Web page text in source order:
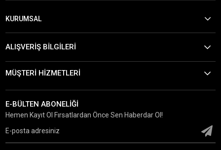
KURUMSAL
ALIŞVERİŞ BİLGİLERİ
MÜŞTERİ HİZMETLERİ
E-BÜLTEN ABONELİĞİ
Hemen Kayıt Ol Fırsatlardan Önce Sen Haberdar Ol!